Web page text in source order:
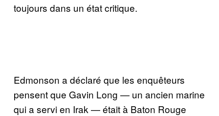
toujours dans un état critique.
Edmonson a déclaré que les enquêteurs
pensent que Gavin Long — un ancien marine
qui a servi en Irak — était à Baton Rouge